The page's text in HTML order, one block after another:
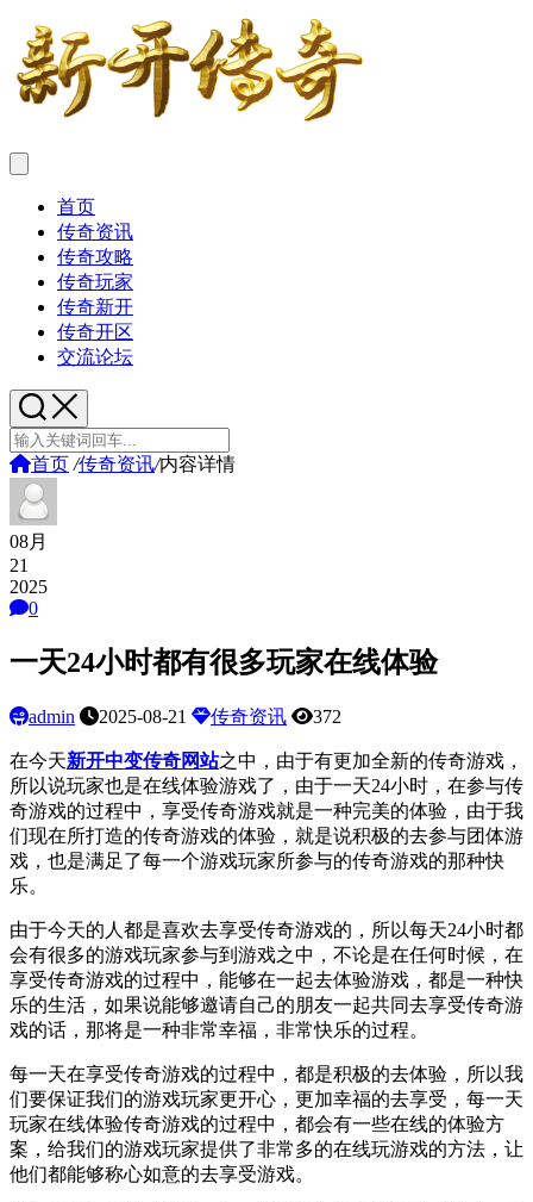
首页
传奇资讯
传奇攻略
传奇玩家
传奇新开
传奇开区
交流论坛
首页 /传奇资讯/内容详情
08月
21
2025
0
一天24小时都有很多玩家在线体验
admin 2025-08-21 传奇资讯 372
在今天新开中变传奇网站之中，由于有更加全新的传奇游戏，
所以说玩家也是在线体验游戏了，由于一天24小时，在参与传
奇游戏的过程中，享受传奇游戏就是一种完美的体验，由于我
们现在所打造的传奇游戏的体验，就是说积极的去参与团体游
戏，也是满足了每一个游戏玩家所参与的传奇游戏的那种快
乐。
由于今天的人都是喜欢去享受传奇游戏的，所以每天24小时都
会有很多的游戏玩家参与到游戏之中，不论是在任何时候，在
享受传奇游戏的过程中，能够在一起去体验游戏，都是一种快
乐的生活，如果说能够邀请自己的朋友一起共同去享受传奇游
戏的话，那将是一种非常幸福，非常快乐的过程。
每一天在享受传奇游戏的过程中，都是积极的去体验，所以我
们要保证我们的游戏玩家更开心，更加幸福的去享受，每一天
玩家在线体验传奇游戏的过程中，都会有一些在线的体验方
案，给我们的游戏玩家提供了非常多的在线玩游戏的方法，让
他们都能够称心如意的去享受游戏。